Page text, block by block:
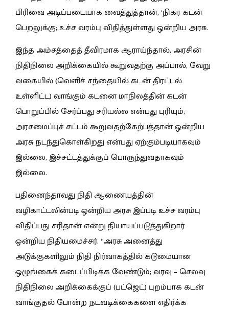
பிரிவை அடிப்படையாக வைத்துத்தான், ‘நிகர கடன்
பெறலுக்கு; உச்ச வரம்பு விதித்துள்ளது ஒன்றிய அரசு.
இந்த அம்சத்தைத் தீவிரமாக ஆராய்ந்தால், அரசின்
நிதிநிலை அறிக்கையில் கூறுவதற்கு அப்பால், வேறு
வகையில் (வெளிச் சந்தையில் கடன் திரட்டல்
உள்ளிட்ட) வாங்கும் கடனை மாநிலத்தின் கடன்
பொறுப்பில் சேர்ப்பது சரியல்ல என்பது புரியும்;
அரசமைப்புச் சட்டம் கூறுவதற்கேற்பத்தான் ஒன்றிய
அரசு நடந்துகொள்கிறது என்பது ஏற்கும்படியாகவும்
இல்லை, இச்சட்டத்துக்குப் பொருந்துவதாகவும்
இல்லை.
பதினைந்தாவது நிதி ஆணையத்தின்
வழிகாட்டலின்படி ஒன்றிய அரசு இப்படி உச்ச வரம்பு
விதிப்பது சரிதான் என்று நியாயப்படுத்துகிறார்
ஒன்றிய நிதியமைச்சர். “அரசு அனைத்து
அடுக்குகளிலும் நிதி நிர்வாகத்தில் கடுமையான
ஒழுங்கைக் கடைப்பிடிக்க வேண்டும்; வரவு – செலவு
நிதிநிலை அறிக்கைக்குப் (பட்ஜெட்) புறம்பாக கடன்
வாங்குதல் போன்ற நடவடிக்கைகளை எதிர்க்க